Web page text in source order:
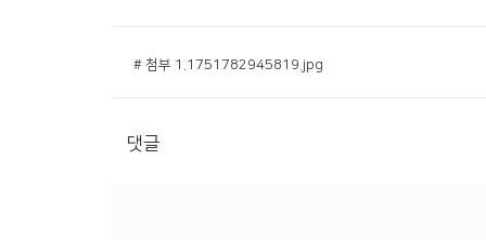
# 첨부 1.1751782945819.jpg
댓글